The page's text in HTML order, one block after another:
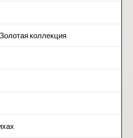
коллекция